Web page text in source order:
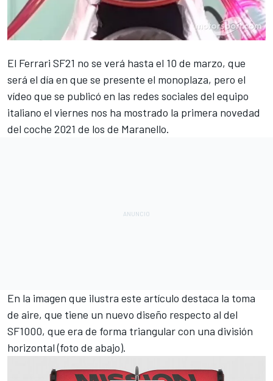
El Ferrari SF21 no se verá hasta el 10 de marzo, que
será el día en que se presente el monoplaza, pero el
vídeo que se publicó en las redes sociales del equipo
italiano el viernes nos ha mostrado la primera novedad
del coche 2021 de los de Maranello.
En la imagen que ilustra este artículo destaca la toma
de aire, que tiene un nuevo diseño respecto al del
SF1000, que era de forma triangular con una división
horizontal (foto de abajo).